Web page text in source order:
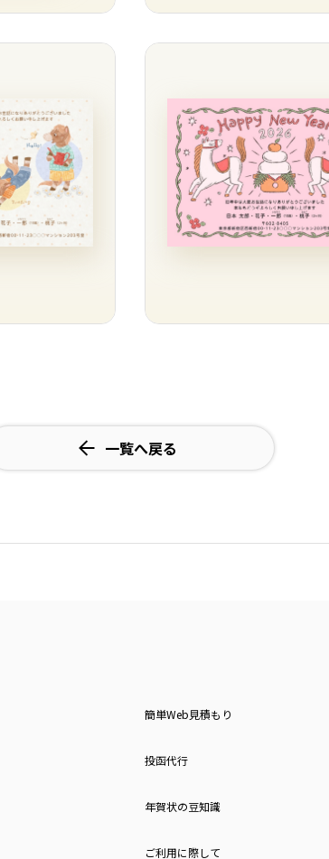
一覧へ戻る
簡単Web見積もり
投函代行
年賀状の豆知識
ご利用に際して